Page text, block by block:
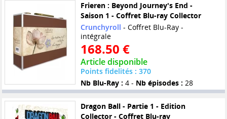
Frieren : Beyond Journey's End -
Saison 1 - Coffret Blu-ray Collector
Crunchyroll - Coffret Blu-Ray -
intégrale
168.50 €
Article disponible
Points fidelités : 370
Nb Blu-Ray : 4 - Nb épisodes : 28
Dragon Ball - Partie 1 - Edition
Collector - Coffret Blu-ray